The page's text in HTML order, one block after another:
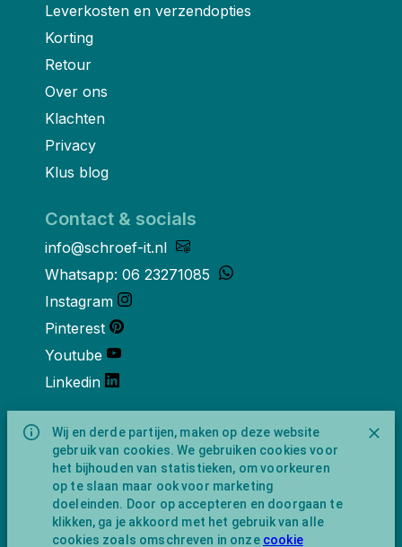
Wij en derde partijen, maken op deze website
gebruik van cookies. We gebruiken cookies voor
het bijhouden van statistieken, om voorkeuren
op te slaan maar ook voor marketing
doeleinden. Door op accepteren en doorgaan te
klikken, ga je akkoord met het gebruik van alle
cookies zoals omschreven in onze cookie
Leverkosten en verzendopties
Korting
Retour
Over ons
Klachten
Privacy
Klus blog
Contact & socials
info@schroef-it.nl
Whatsapp: 06 23271085
Instagram
Pinterest
Youtube
Linkedin
Over ons
Schroef-it is een handelsnaam van
NewFeather B.V. geregisteerd onder KVK
nummer 91702593 met BTW-
identificatienummer NL865743009B01.
Postadres Amsterdamseweg 91 1422 AC